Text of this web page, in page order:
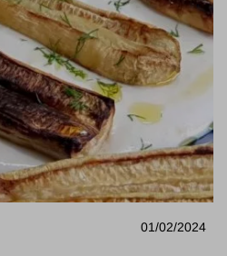
01/02/2024